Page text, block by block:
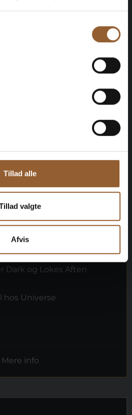
Tillad alle
valgte
Afvis
adgang til alle vores
Bork Vikingemarked,
Dark og Lokes Aften
hos Universe
Mere info